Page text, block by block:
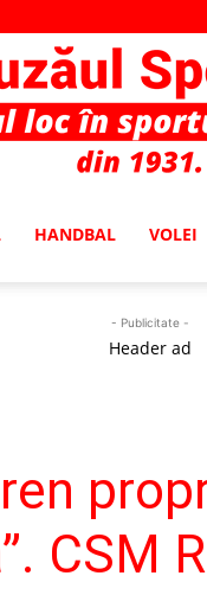
HANDBAL VOLEI
- Publicitate -
Header ad
CSM